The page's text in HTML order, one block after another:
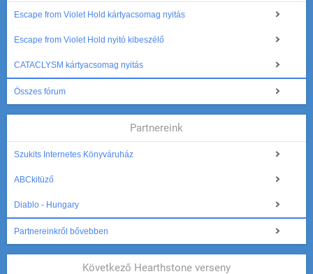
Escape from Violet Hold kártyacsomag nyitás
Escape from Violet Hold nyitó kibeszélő
CATACLYSM kártyacsomag nyitás
Összes fórum
Partnereink
Szukits Internetes Könyváruház
ABCkitüző
Diablo - Hungary
Partnereinkről bővebben
Következő Hearthstone verseny